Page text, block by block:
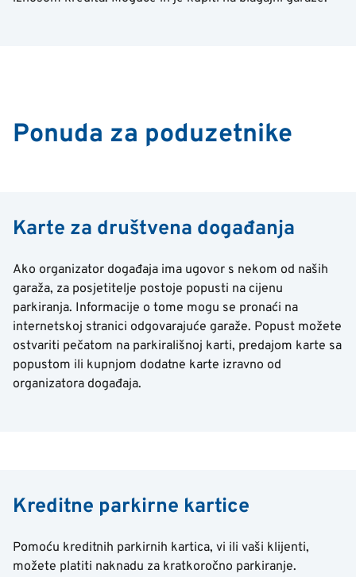
Ponuda za poduzetnike
Karte za društvena događanja
Ako organizator događaja ima ugovor s nekom od naših
garaža, za posjetitelje postoje popusti na cijenu
parkiranja. Informacije o tome mogu se pronaći na
internetskoj stranici odgovarajuće garaže. Popust možete
ostvariti pečatom na parkirališnoj karti, predajom karte sa
popustom ili kupnjom dodatne karte izravno od
organizatora događaja.
Kreditne parkirne kartice
Pomoću kreditnih parkirnih kartica, vi ili vaši klijenti,
možete platiti naknadu za kratkoročno parkiranje.